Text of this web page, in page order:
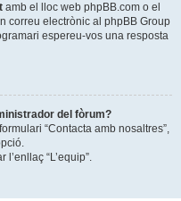
amb el lloc web phpBB.com o el
correu electrònic al phpBB Group
espereu-vos una resposta
del fòrum?
“Contacta amb nosaltres”,
“L’equip”.